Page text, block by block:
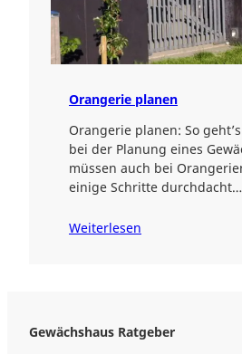
Orangerie planen
Orangerie planen: So
bei der Planung eines
müssen auch bei
einige Schritte durchdacht…
Weiterlesen
Gewächshaus Ratgeber